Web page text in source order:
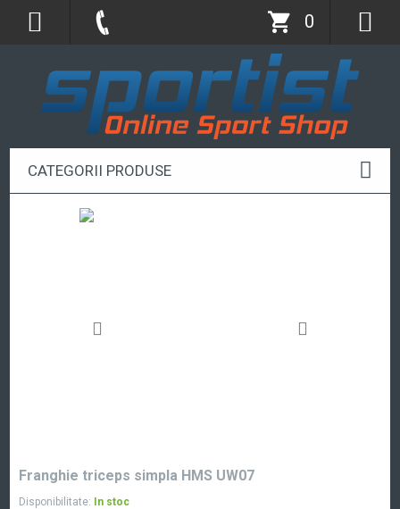
0
CATEGORII PRODUSE
Franghie triceps simpla HMS UW07
Disponibilitate:
In stoc